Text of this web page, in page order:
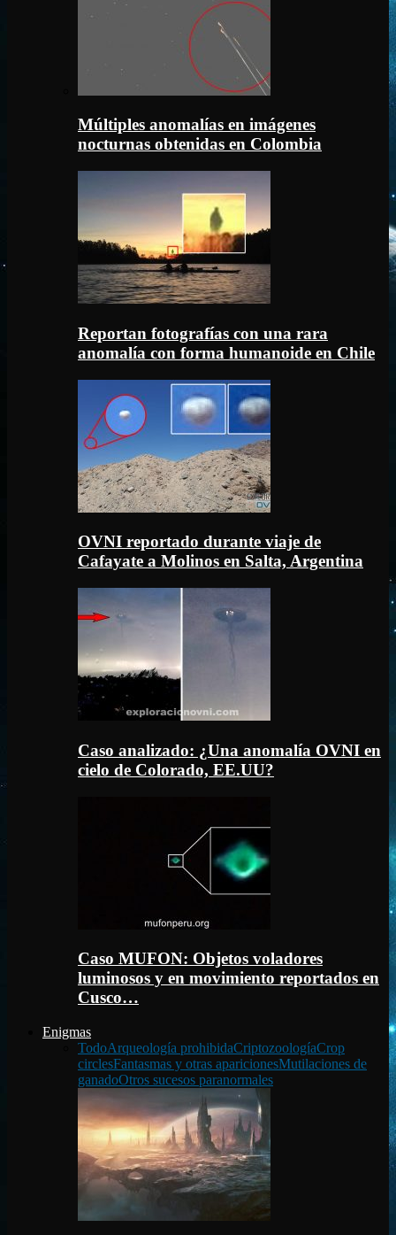
Múltiples anomalías en imágenes
nocturnas obtenidas en Colombia
Reportan fotografías con una rara
anomalía con forma humanoide en Chile
OVNI reportado durante viaje de
Cafayate a Molinos en Salta, Argentina
Caso analizado: ¿Una anomalía OVNI en
cielo de Colorado, EE.UU?
Caso MUFON: Objetos voladores
luminosos y en movimiento reportados en
Cusco…
Enigmas
TodoArqueología prohibidaCriptozoologíaCrop
circlesFantasmas y otras aparicionesMutilaciones de
ganadoOtros sucesos paranormales